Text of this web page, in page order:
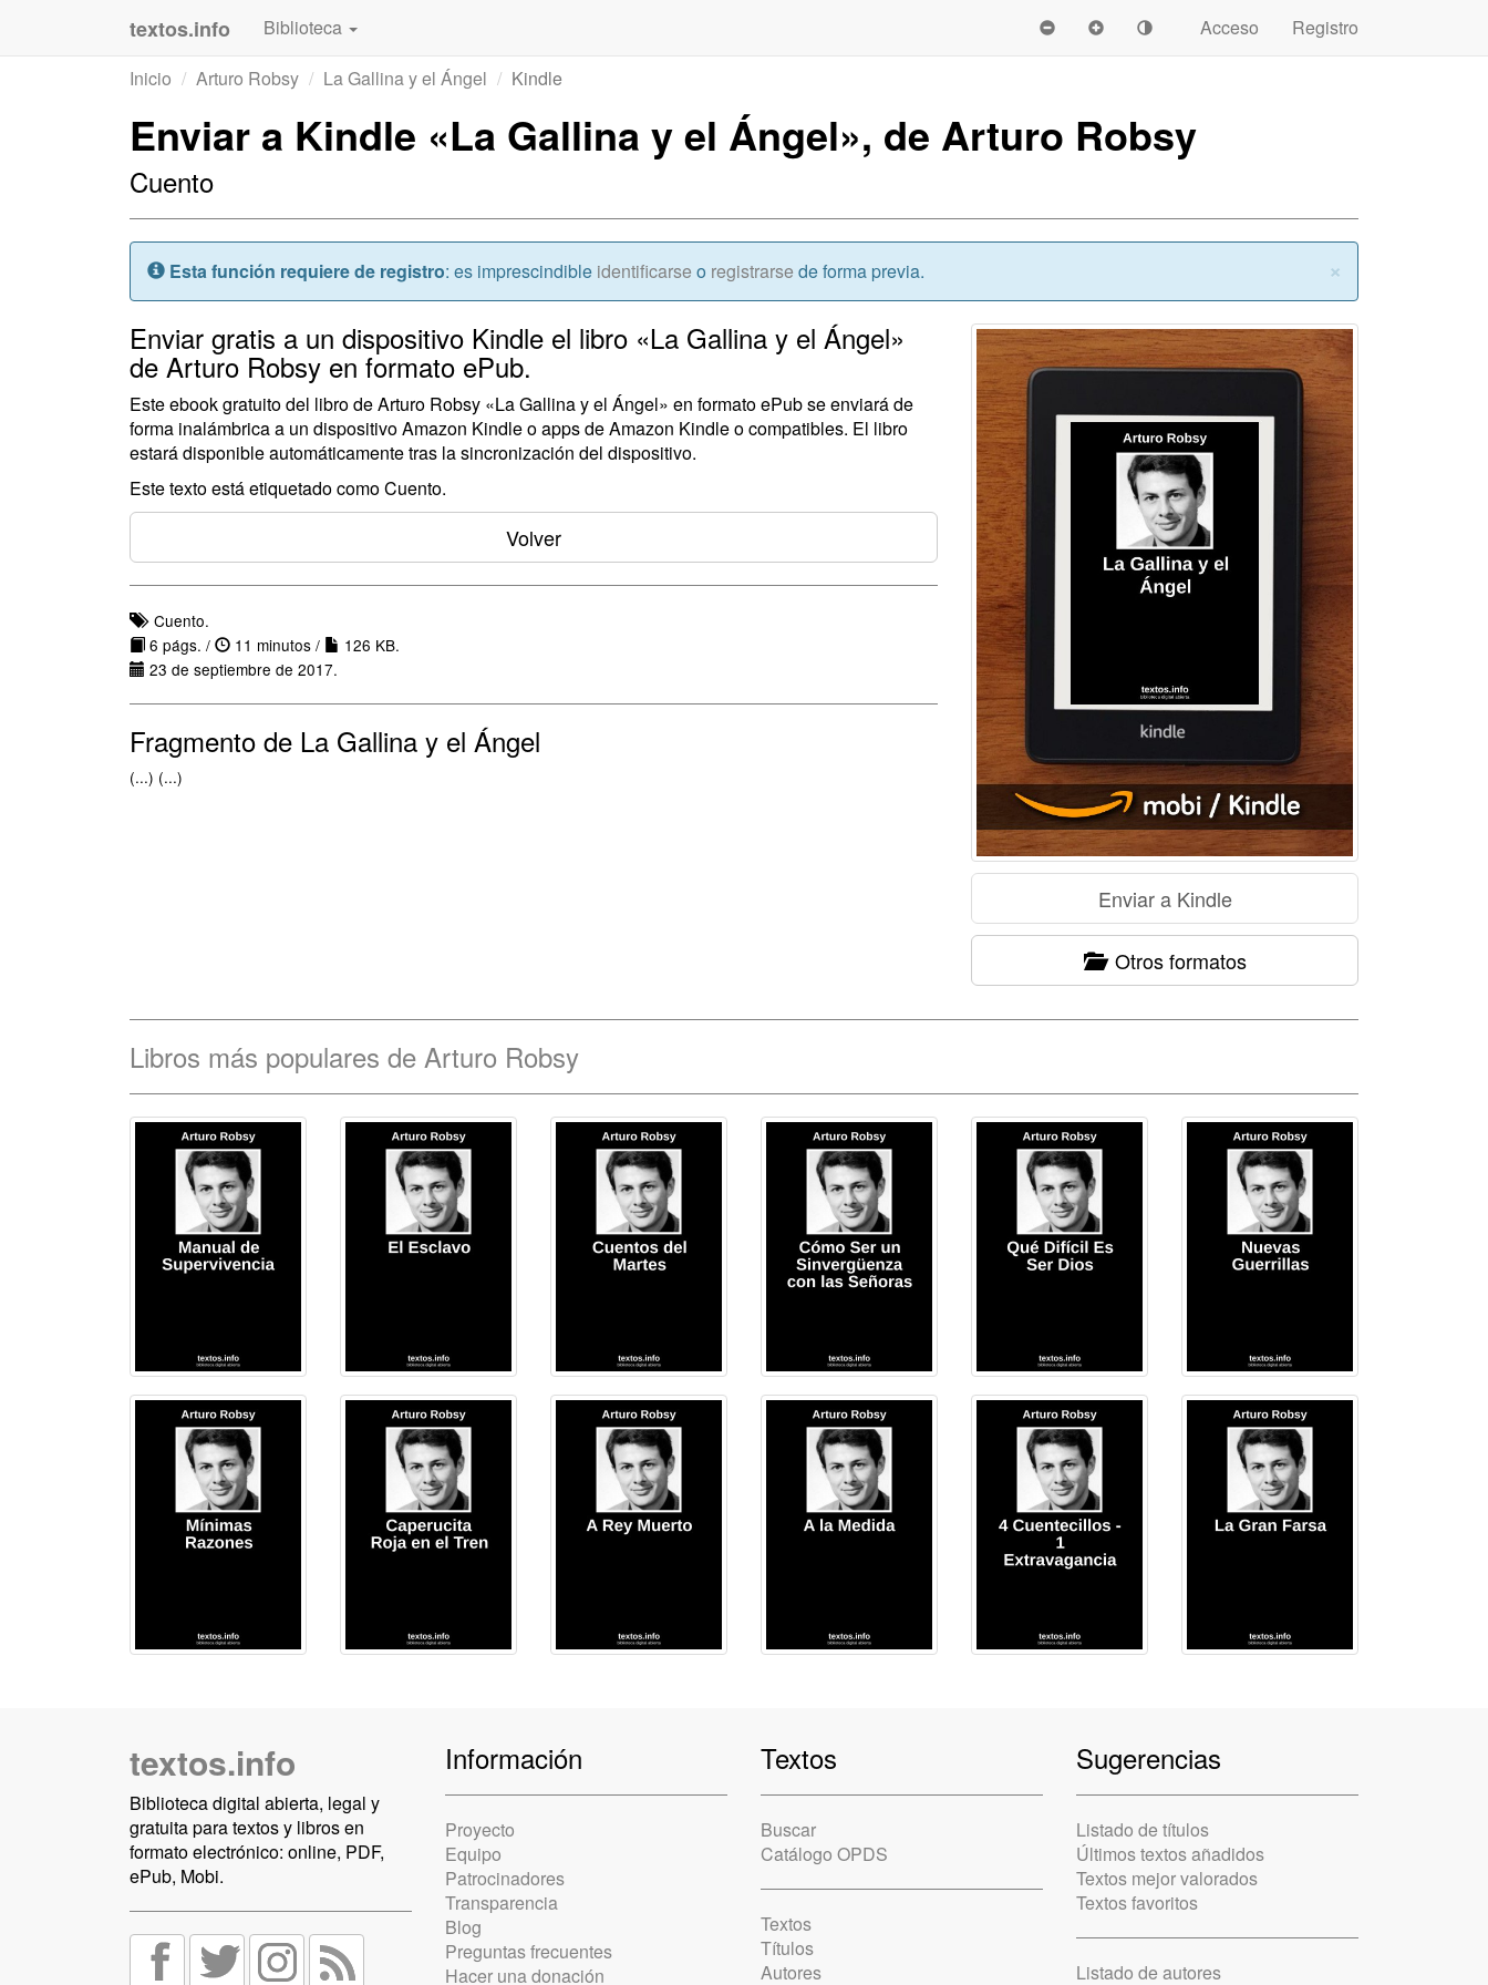
textos.info Biblioteca Acceso
Registro
Inicio
Arturo Robsy La Gallina y el Ángel Kindle
Enviar a Kindle «La Gallina y el Ángel», de Arturo Robsy
Cuento
×
Atención:
Esta función requiere de registro: es imprescindible identificarse o registrarse de forma previa.
Enviar gratis a un dispositivo Kindle el libro «La Gallina y el Ángel»
de Arturo Robsy en formato ePub.
Este ebook gratuito del libro de Arturo Robsy «La Gallina y el Ángel» en formato ePub se enviará de
forma inalámbrica a un dispositivo Amazon Kindle o apps de Amazon Kindle o compatibles. El libro
estará disponible automáticamente tras la sincronización del dispositivo.
Este texto está etiquetado como Cuento.
Volver
Cuento.
6 págs. /
11 minutos /
126 KB.
23 de septiembre de 2017.
Fragmento de La Gallina y el Ángel
(...) (...)
Otros formatos
Libros más populares de Arturo Robsy
textos.info
Biblioteca digital abierta, legal y
gratuita para textos y libros en
formato electrónico: online, PDF,
ePub, Mobi.
Información
Proyecto
Equipo
Patrocinadores
Transparencia
Blog
Preguntas frecuentes
Hacer una donación
Textos
Buscar
Catálogo OPDS
Textos
Títulos
Autores
Sugerencias
Listado de títulos
Últimos textos añadidos
Textos mejor valorados
Textos favoritos
Listado de autores